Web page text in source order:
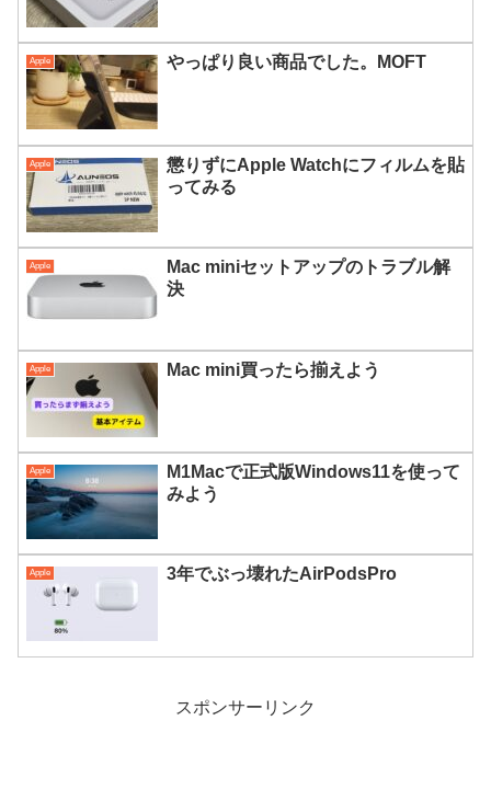
Apple やっぱり良い商品でした。MOFT
Apple
懲りずにApple Watchにフィルムを貼
ってみる
Apple
Mac miniセットアップのトラブル解
決
Apple Mac mini買ったら揃えよう
Apple
M1Macで正式版Windows11を使って
みよう
Apple 3年でぶっ壊れたAirPodsPro
スポンサーリンク